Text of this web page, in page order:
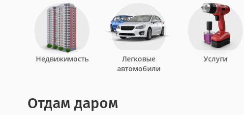
Недвижимость
Легковые
автомобили
Услуги
Отдам даром